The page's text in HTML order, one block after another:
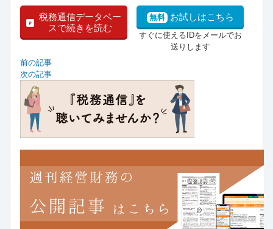
税務通信データベー
スで続きを読む
無料 お試しはこちら
すぐに使えるIDをメールでお
送りします
前の記事
次の記事